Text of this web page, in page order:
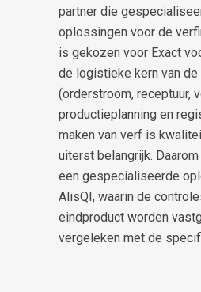
partner die
oplossingen voor de
is gekozen voor Exact
de logistieke kern van
(orderstroom, receptuur,
productieplanning en
maken van verf is
uiterst belangrijk.
een gespecialiseerde
AlisQI, waarin de
eindproduct worden
vergeleken met de